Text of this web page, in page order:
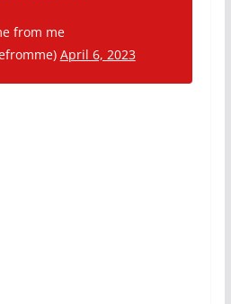
from me
April 6, 2023